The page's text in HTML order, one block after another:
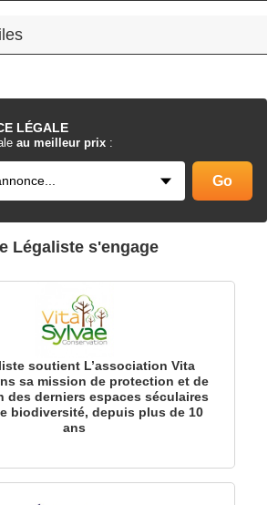
LÉGALE
au meilleur prix :
Légaliste s'engage
soutient L’association Vita
sa mission de protection et de
des derniers espaces séculaires
biodiversité, depuis plus de 10
ans